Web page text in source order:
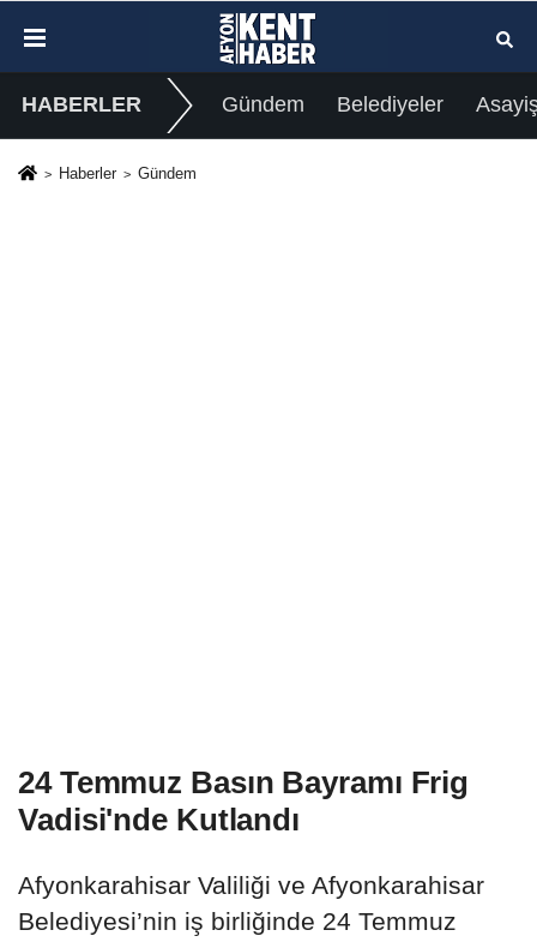
HABERLER Gündem Belediyeler
Haberler Gündem
24 Temmuz Basın Bayramı Frig
Vadisi'nde Kutlandı
Afyonkarahisar Valiliği ve Afyonkarahisar
Belediyesi’nin iş birliğinde 24 Temmuz